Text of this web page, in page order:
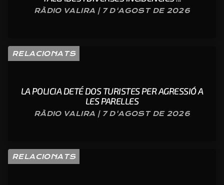
RÀDIO VALIRA | 7 D'AGOST DE 2026
RELACIONATS
LA POLICIA DETÉ DOS TURISTES PER AGRESSIÓ A
LES PARELLES
RÀDIO VALIRA | 7 D'AGOST DE 2026
RELACIONATS